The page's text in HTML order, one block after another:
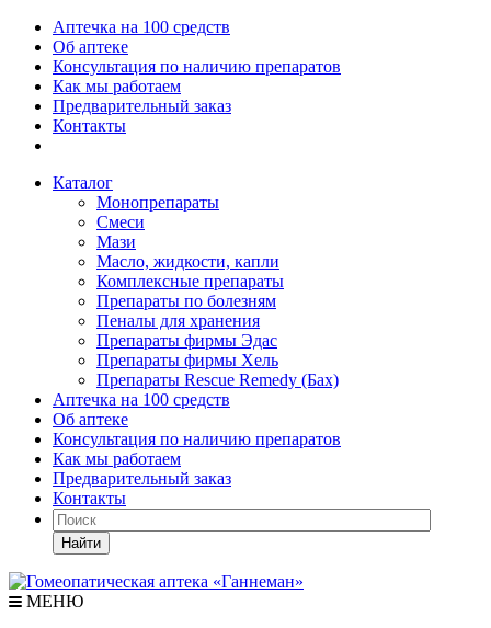
Аптечка на 100 средств
Об аптеке
Консультация по наличию препаратов
Как мы работаем
Предварительный заказ
Контакты
Каталог
Монопрепараты
Смеси
Мази
Масло, жидкости, капли
Комплексные препараты
Препараты по болезням
Пеналы для хранения
Препараты фирмы Эдас
Препараты фирмы Хель
Препараты Rescue Remedy (Бах)
Аптечка на 100 средств
Об аптеке
Консультация по наличию препаратов
Как мы работаем
Предварительный заказ
Контакты
Найти
МЕНЮ